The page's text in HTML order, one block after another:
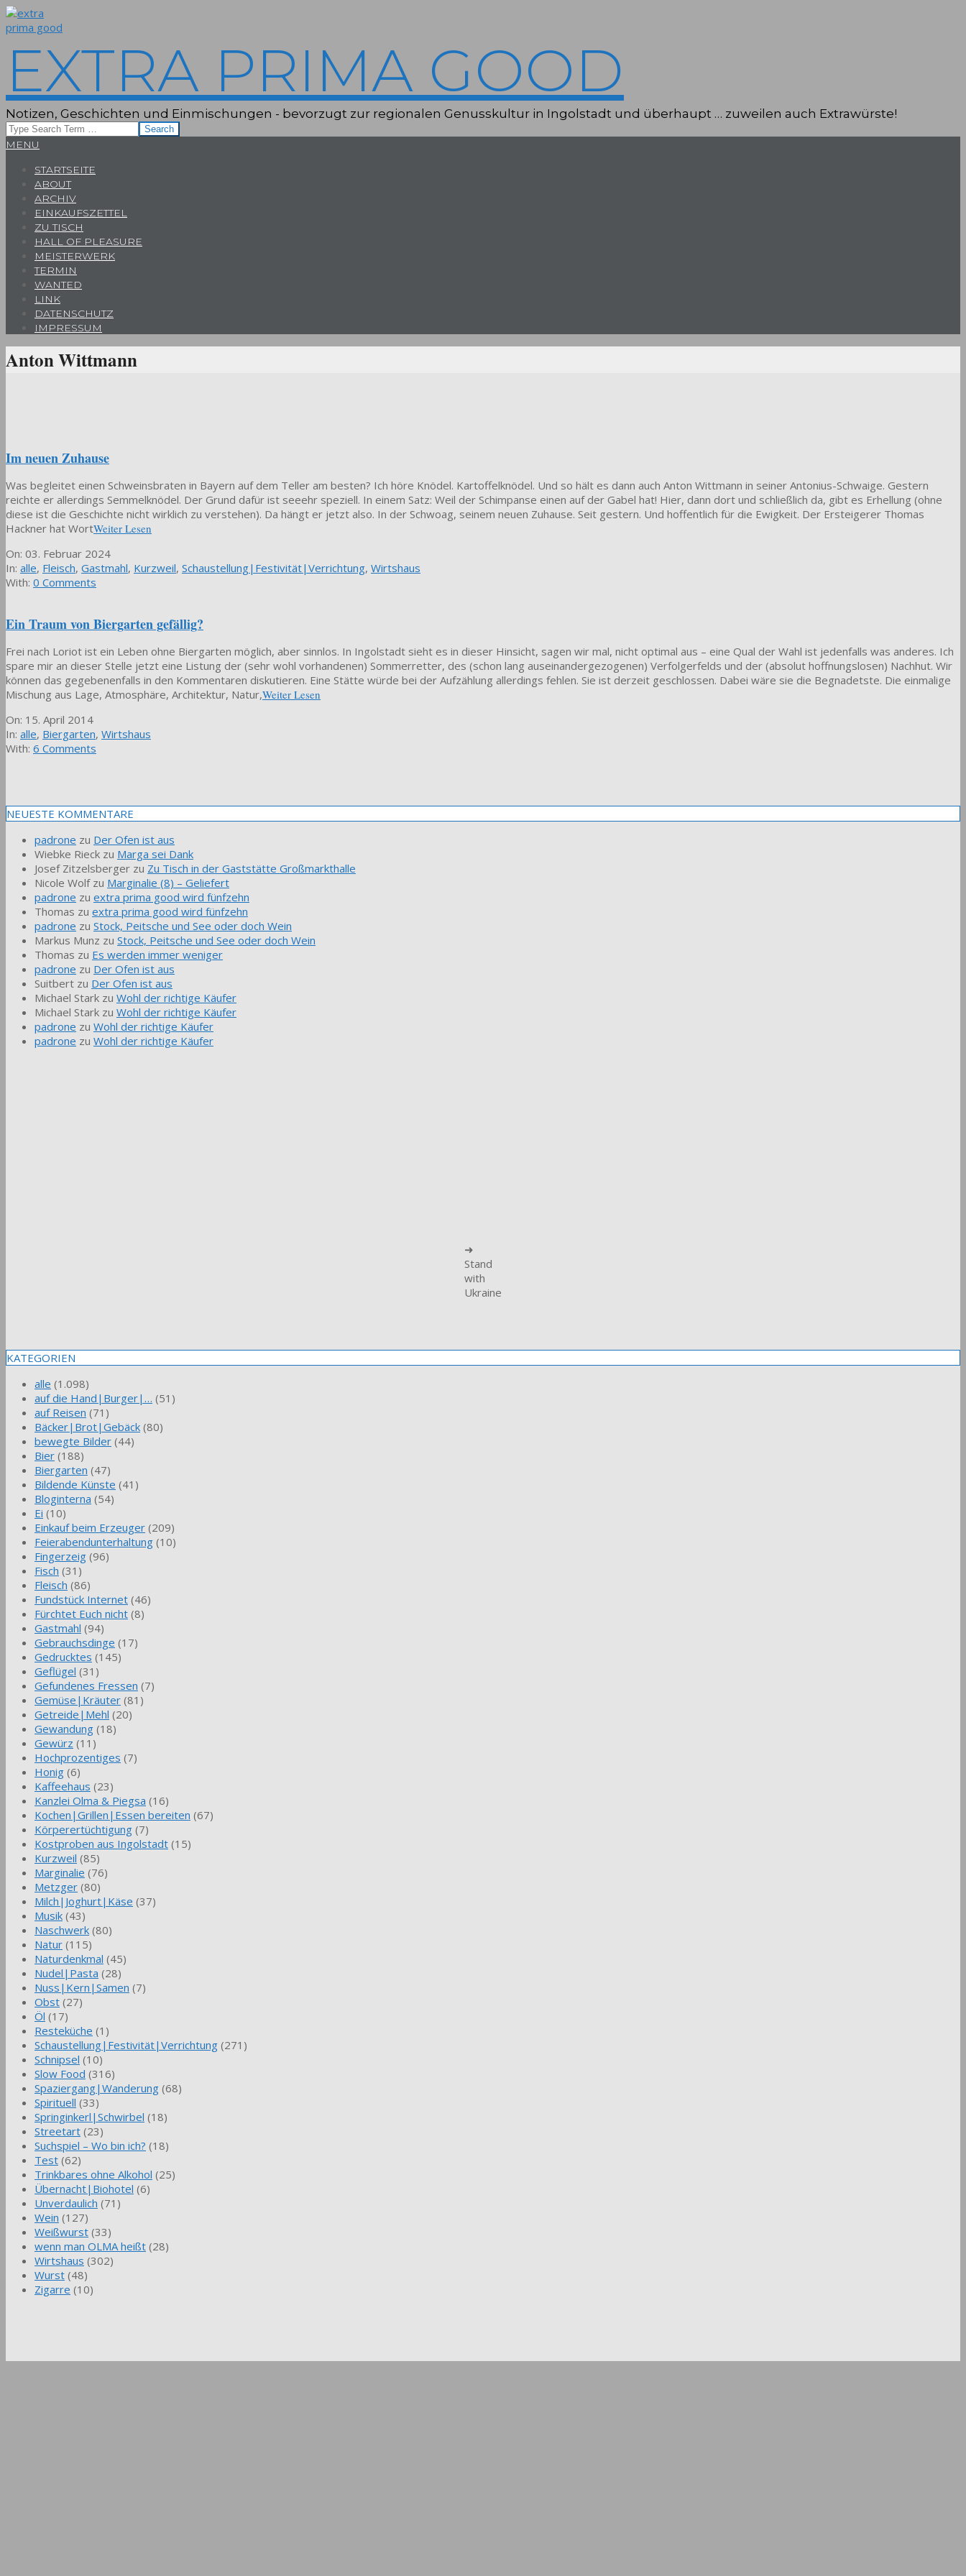
Skip
to
EXTRA PRIMA GOOD
Notizen, Geschichten und Einmischungen - bevorzugt zur regionalen Genusskultur in Ingolstadt und überhaupt … zuweilen auch Extrawürste!
Search
Primary
MENU
STARTSEITE
ABOUT
ARCHIV
EINKAUFSZETTEL
ZU TISCH
HALL OF PLEASURE
MEISTERWERK
TERMIN
WANTED
LINK
DATENSCHUTZ
IMPRESSUM
Anton Wittmann
Im neuen Zuhause
Was begleitet einen Schweinsbraten in Bayern auf dem Teller am besten? Ich höre Knödel. Kartoffelknödel. Und so hält es dann auch Anton Wittmann in seiner Antonius-Schwaige. Gestern
reichte er allerdings Semmelknödel. Der Grund dafür ist seeehr speziell. In einem Satz: Weil der Schimpanse einen auf der Gabel hat! Hier, dann dort und schließlich da, gibt es Erhellung (ohne
diese ist die Geschichte nicht wirklich zu verstehen). Da hängt er jetzt also. In der Schwoag, seinem neuen Zuhause. Seit gestern. Und hoffentlich für die Ewigkeit. Der Ersteigerer Thomas
Hackner hat WortWeiter Lesen
2024-
02-
03
On: 03. Februar 2024
In: alle, Fleisch, Gastmahl, Kurzweil, Schaustellung|Festivität|Verrichtung, Wirtshaus
With: 0 Comments
Ein Traum von Biergarten gefällig?
Frei nach Loriot ist ein Leben ohne Biergarten möglich, aber sinnlos. In Ingolstadt sieht es in dieser Hinsicht, sagen wir mal, nicht optimal aus – eine Qual der Wahl ist jedenfalls was anderes. Ich
spare mir an dieser Stelle jetzt eine Listung der (sehr wohl vorhandenen) Sommerretter, des (schon lang auseinandergezogenen) Verfolgerfelds und der (absolut hoffnungslosen) Nachhut. Wir
können das gegebenenfalls in den Kommentaren diskutieren. Eine Stätte würde bei der Aufzählung allerdings fehlen. Sie ist derzeit geschlossen. Dabei wäre sie die Begnadetste. Die einmalige
Mischung aus Lage, Atmosphäre, Architektur, Natur,Weiter Lesen
2014-
04-
15
On: 15. April 2014
In: alle, Biergarten, Wirtshaus
With: 6 Comments
NEUESTE KOMMENTARE
padrone zu Der Ofen ist aus
Wiebke Rieck zu Marga sei Dank
Josef Zitzelsberger zu Zu Tisch in der Gaststätte Großmarkthalle
Nicole Wolfzu Marginalie (8) – Geliefert
padrone zu extra prima good wird fünfzehn
Thomas zu extra prima good wird fünfzehn
padrone zu Stock, Peitsche und See oder doch Wein
Markus Munz zu Stock, Peitsche und See oder doch Wein
Thomas zu Es werden immer weniger
padrone zu Der Ofen ist aus
Suitbert zu Der Ofen ist aus
Michael Stark zu Wohl der richtige Käufer
Michael Stark zu Wohl der richtige Käufer
padrone zu Wohl der richtige Käufer
padrone zu Wohl der richtige Käufer
➜
Stand
with
Ukraine
KATEGORIEN
alle (1.098)
auf die Hand|Burger|… (51)
auf Reisen (71)
Bäcker|Brot|Gebäck (80)
bewegte Bilder (44)
Bier (188)
Biergarten (47)
Bildende Künste (41)
Bloginterna (54)
Ei (10)
Einkauf beim Erzeuger (209)
Feierabendunterhaltung (10)
Fingerzeig (96)
Fisch (31)
Fleisch (86)
Fundstück Internet (46)
Fürchtet Euch nicht (8)
Gastmahl (94)
Gebrauchsdinge (17)
Gedrucktes (145)
Geflügel (31)
Gefundenes Fressen (7)
Gemüse|Kräuter (81)
Getreide|Mehl (20)
Gewandung (18)
Gewürz (11)
Hochprozentiges (7)
Honig (6)
Kaffeehaus (23)
Kanzlei Olma & Piegsa (16)
Kochen|Grillen|Essen bereiten (67)
Körperertüchtigung (7)
Kostproben aus Ingolstadt (15)
Kurzweil (85)
Marginalie (76)
Metzger (80)
Milch|Joghurt|Käse (37)
Musik (43)
Naschwerk (80)
Natur (115)
Naturdenkmal (45)
Nudel|Pasta (28)
Nuss|Kern|Samen (7)
Obst (27)
Öl (17)
Resteküche (1)
Schaustellung|Festivität|Verrichtung (271)
Schnipsel (10)
Slow Food (316)
Spaziergang|Wanderung (68)
Spirituell (33)
Springinkerl|Schwirbel (18)
Streetart (23)
Suchspiel – Wo bin ich? (18)
Test (62)
Trinkbares ohne Alkohol (25)
Übernacht|Biohotel (6)
Unverdaulich (71)
Wein (127)
Weißwurst (33)
wenn man OLMA heißt (28)
Wirtshaus (302)
Wurst (48)
Zigarre (10)